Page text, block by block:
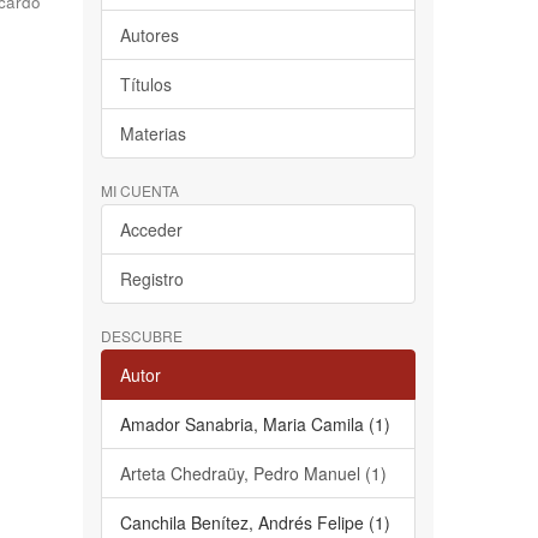
Autores
Títulos
Materias
MI CUENTA
Acceder
Registro
DESCUBRE
Autor
Amador Sanabria, Maria Camila (1)
Arteta Chedraüy, Pedro Manuel (1)
Canchila Benítez, Andrés Felipe (1)